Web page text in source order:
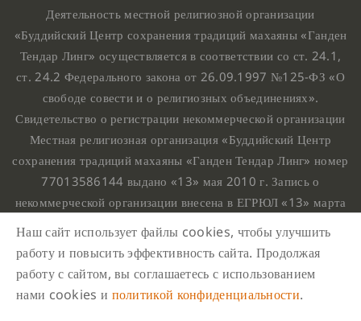
Деятельность местной религиозной организации
«Буддийский Центр сохранения традиций махаяны «Ганден
Тендар Линг» осуществляется в соответствии со ст. 24.1,
ст. 24.2 Федерального закона от 26.09.1997 №125-ФЗ «О
свободе совести и о религиозных объединениях».
Свидетельство о регистрации некоммерческой организации
Местная религиозная организация «Буддийский Центр
сохранения традиций махаяны «Ганден Тендар Линг» номер
77013586144 выдано «13» мая 2010 г. Запись о
некоммерческой организации внесена в ЕГРЮЛ «13» марта
номером 1107799015708.
Ганден Тендар Линг © 2020 Все права защищены
Наш адрес : г. Москва, Нахимовский проспект, 32. Этаж
10, каб.1023,
Наш сайт использует файлы cookies, чтобы улучшить
работу и повысить эффективность сайта. Продолжая
работу с сайтом, вы соглашаетесь с использованием
нами cookies и политикой конфиденциальности.